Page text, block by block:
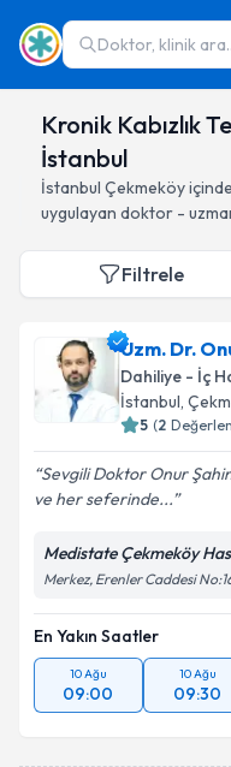
Doktor, klinik
Kronik Kabızlık
İstanbul
İstanbul Çekmeköy
uygulayan doktor -
Filtrele
Uzm. Dr.
Dahiliye - İç
İstanbul,
5 (2
Sevgili Doktor Onur
ve her seferinde...
Medistate Çekmeköy
Merkez, Erenler Caddesi
En Yakın Saatler
10 Ağu
09:00
10 Ağu
09:30